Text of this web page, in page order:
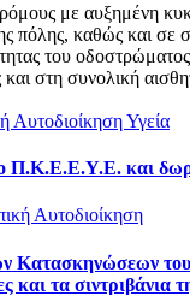
με αυξημένη
πόλης, καθώς και σε
του
στη συνολική
ΑυτοδιοίκησηΥγεία
Π.Κ.Ε.Ε.Υ.Ε. και
Αυτοδιοίκηση
Κατασκηνώσεων
και τα σιντριβάνια